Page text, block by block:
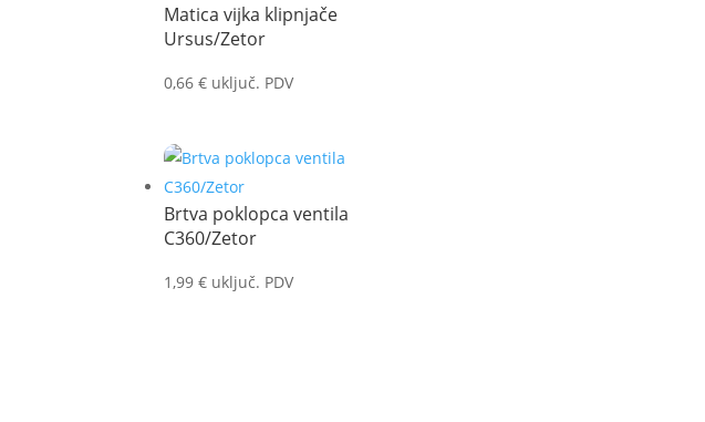
Matica vijka klipnjače
Ursus/Zetor
0,66€ uključ. PDV
Brtva poklopca ventila
C360/Zetor
1,99€ uključ. PDV